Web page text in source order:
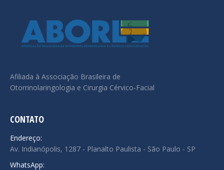
Afiliada à Associação Brasileira de
Otorrinolaringologia e Cirurgia Cérvico-Facial
CONTATO
Endereço:
Av. Indianópolis, 1287 - Planalto Paulista - São Paulo - SP
WhatsApp: